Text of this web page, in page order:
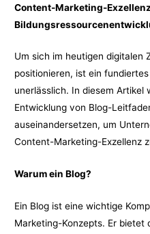
Content-Marketing-
Um sich im heutigen digitalen
positionieren, ist ein
unerlässlich. In diesem Artikel
Entwicklung von Blog-
auseinandersetzen, um
Content-Marketing-Exzellenz
Warum ein Blog?
Ein Blog ist eine wichtige
Marketing-Konzepts. Er bietet